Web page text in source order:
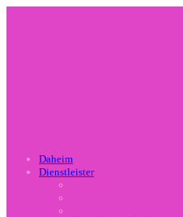
Daheim
Dienstleister